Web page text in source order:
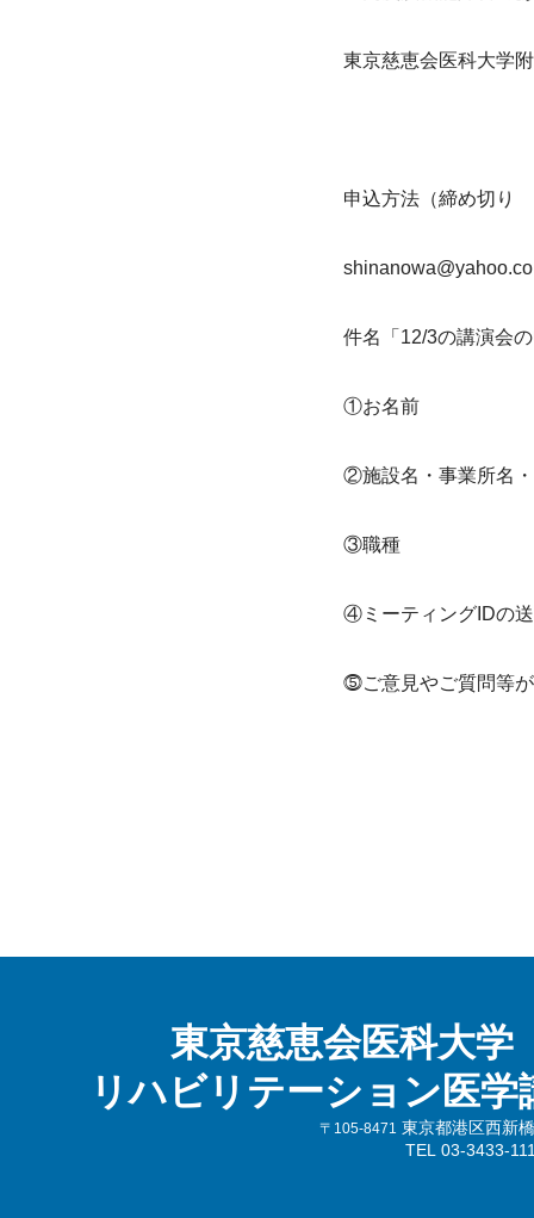
東京慈恵会医科大学
申込方法（締め切り
件名「12/3の講演会
①お名前
②施設名・事業所名
③職種
④ミーティングIDの
⓹ご意見やご質問等
東京慈恵会医科大学
リハビリテーション医学
〒105-8471
東京都港区西新
TEL 03-3433-